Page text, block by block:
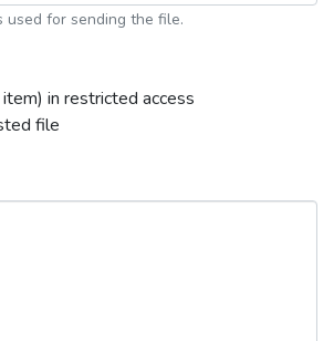
used for sending the file.
in restricted access
file